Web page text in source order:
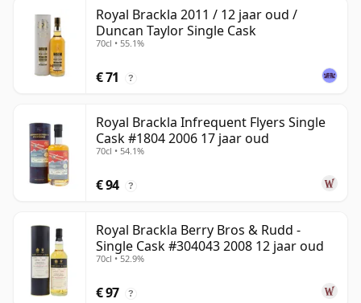
Royal Brackla 2011 / 12 jaar oud /
Duncan Taylor Single Cask
70cl • 55.1%
€ 71 ?
Royal Brackla Infrequent Flyers Single
Cask #1804 2006 17 jaar oud
70cl • 54.1%
€ 94 ?
Royal Brackla Berry Bros & Rudd -
Single Cask #304043 2008 12 jaar oud
70cl • 52.9%
€ 97 ?